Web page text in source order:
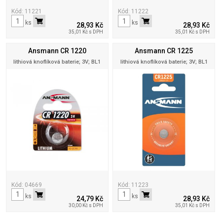
Kód: 11221
28,93 Kč
35,01 Kč s DPH
ks
Kód: 11222
28,93 Kč
35,01 Kč s DPH
ks
Ansmann CR 1220
lithiová knoflíková baterie; 3V; BL1
Kód: 04669
24,79 Kč
30,00 Kč s DPH
ks
Ansmann CR 1225
lithiová knoflíková baterie; 3V; BL1
Kód: 11223
28,93 Kč
35,01 Kč s DPH
ks